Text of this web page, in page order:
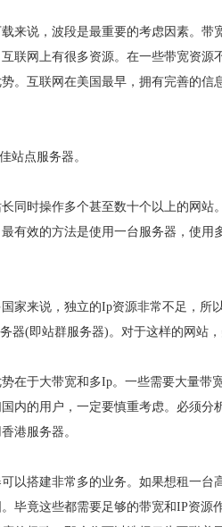
来说，波段是最重要的考虑因素。
联网上有很多资源。在一些带宽资
。互联网在美国最早，拥有完善的
站点服务器。
同时操作多个甚至数十个以上的网站
有效的方法是使用一台服务器，使
家来说，独立的Ip资源非常不足，所
器(即站群服务器)。对于这样的网站
在于大带宽和多Ip。一些需要大量带
内的用户，一定要慎重考虑。必须
港服务器。
以搭建非常多的业务。如果想租一
毕竟这些都需要足够的带宽和IP资